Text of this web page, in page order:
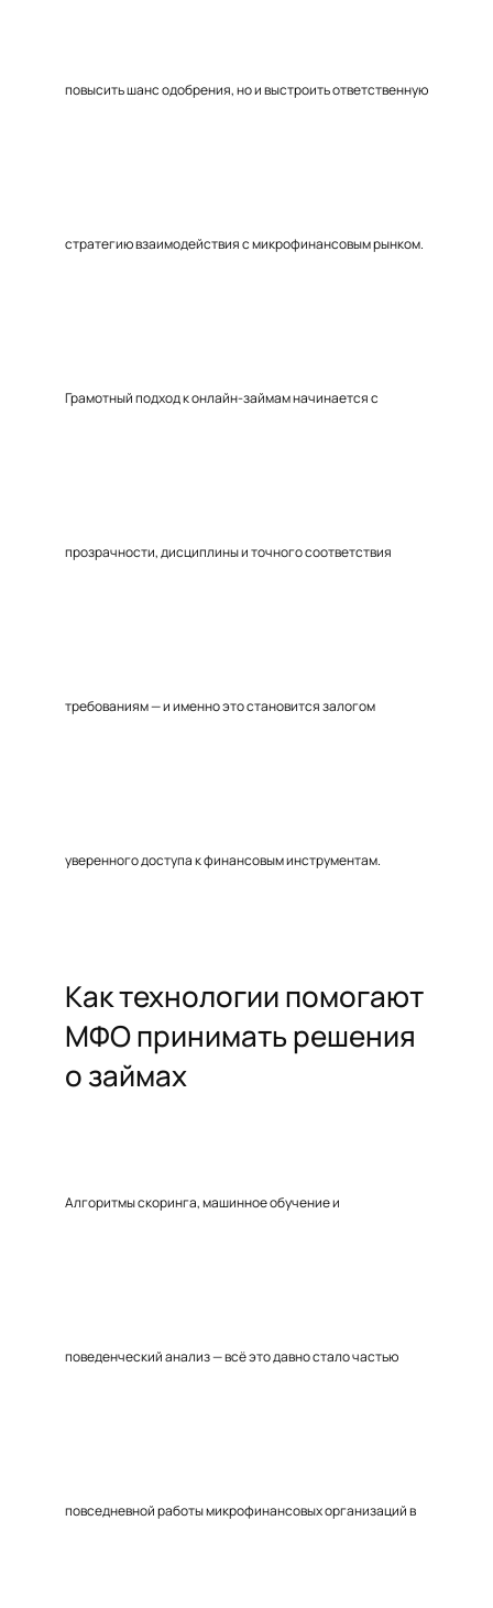
повысить шанс одобрения, но и выстроить ответственную
стратегию взаимодействия с микрофинансовым рынком.
Грамотный подход к онлайн-займам начинается с
прозрачности, дисциплины и точного соответствия
требованиям — и именно это становится залогом
уверенного доступа к финансовым инструментам.
Как технологии помогают
МФО принимать решения
о займах
Алгоритмы скоринга, машинное обучение и
поведенческий анализ — всё это давно стало частью
повседневной работы микрофинансовых организаций в